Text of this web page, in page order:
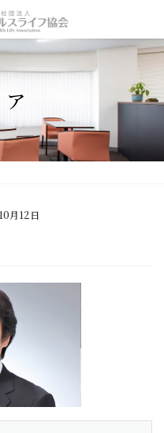
ア
月12日